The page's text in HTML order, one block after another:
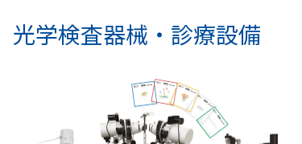
光学検査器械・診療設備